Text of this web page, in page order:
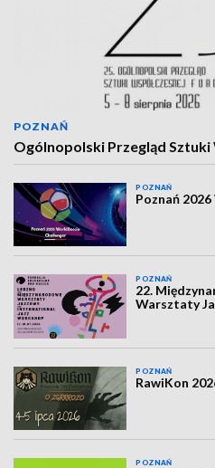
POZNAŃ
Ogólnopolski Przegląd Sztuki
POZNAŃ
Poznań
POZNAŃ
22.
Warsztaty
POZNAŃ
RawiKon
POZNAŃ